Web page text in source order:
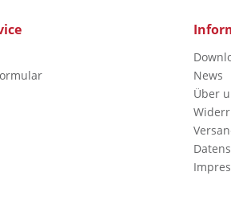
News
Über